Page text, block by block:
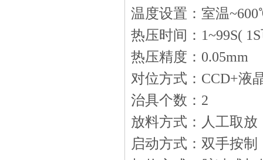
温度设置：室温
热压时间：1~99S(
热压精度：0.05mm
对位方式：CCD+液
治具个数：2
放料方式：人工取放
启动方式：双手按制